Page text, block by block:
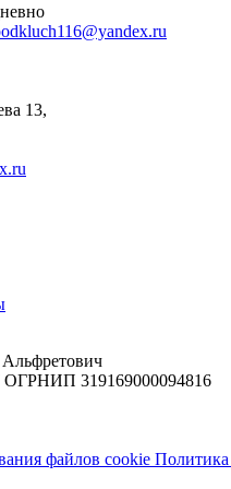
13,
319169000094816
файлов cookie Политика